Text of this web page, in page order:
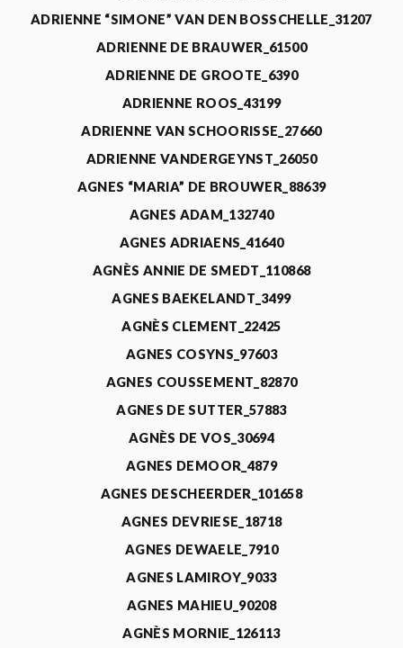
ADRIENNE “SIMONE” VAN DEN BOSSCHELLE_31207
ADRIENNE DE BRAUWER_61500
ADRIENNE DE GROOTE_6390
ADRIENNE ROOS_43199
ADRIENNE VAN SCHOORISSE_27660
ADRIENNE VANDERGEYNST_26050
AGNES “MARIA” DE BROUWER_88639
AGNES ADAM_132740
AGNES ADRIAENS_41640
AGNÈS ANNIE DE SMEDT_110868
AGNES BAEKELANDT_3499
AGNÈS CLEMENT_22425
AGNES COSYNS_97603
AGNES COUSSEMENT_82870
AGNES DE SUTTER_57883
AGNÈS DE VOS_30694
AGNES DEMOOR_4879
AGNES DESCHEERDER_101658
AGNES DEVRIESE_18718
AGNES DEWAELE_7910
AGNES LAMIROY_9033
AGNES MAHIEU_90208
AGNÈS MORNIE_126113